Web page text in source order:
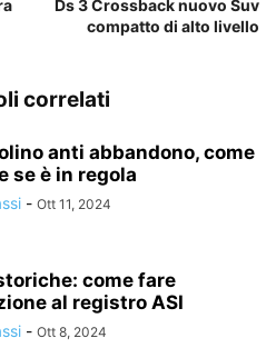
Ds 3 Crossback nuovo Suv
compatto di alto livello
correlati
anti abbandono, come
se è in regola
- Ott 11, 2024
come fare
al registro ASI
- Ott 8, 2024